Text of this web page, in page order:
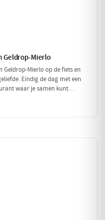
Geldrop-Mierlo
Mierlo op de fiets en
Eindig de dag met een
waar je samen kunt